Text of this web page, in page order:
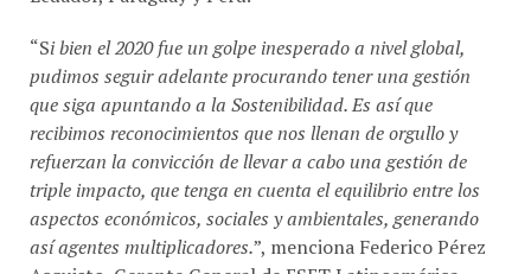
pudimos seguir adelante procurando tener una gestión
que siga apuntando a la Sostenibilidad. Es así que
recibimos reconocimientos que nos llenan de orgullo y
refuerzan la convicción de llevar a cabo una gestión de
triple impacto, que tenga en cuenta el equilibrio entre los
aspectos económicos, sociales y ambientales, generando
así agentes multiplicadores.”, menciona Federico Pérez
Acquisto, Gerente General de ESET Latinoamérica.